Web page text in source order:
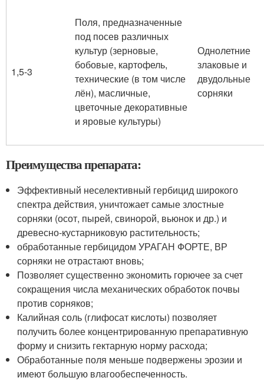
1,5-3
Поля, предназначенные
под посев различных
культур (зерновые,
бобовые, картофель,
технические (в том числе
лён), масличные,
цветочные декоративные
и яровые культуры)
Однолетние
злаковые и
двудольные
сорняки
Преимущества препарата:
Эффективный неселективный гербицид широкого
спектра действия, уничтожает самые злостные
сорняки (осот, пырей, свинорой, вьюнок и др.) и
древесно-кустарниковую растительность;
обработанные гербицидом УРАГАН ФОРТЕ, ВР
сорняки не отрастают вновь;
Позволяет существенно экономить горючее за счет
сокращения числа механических обработок почвы
против сорняков;
Калийная соль (глифосат кислоты) позволяет
получить более концентрированную препаративную
форму и снизить гектарную норму расхода;
Обработанные поля меньше подвержены эрозии и
имеют большую влагообеспеченность.